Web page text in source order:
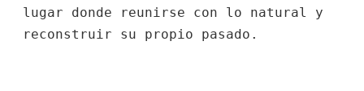
lugar donde reunirse con lo natural y
reconstruir su propio pasado.